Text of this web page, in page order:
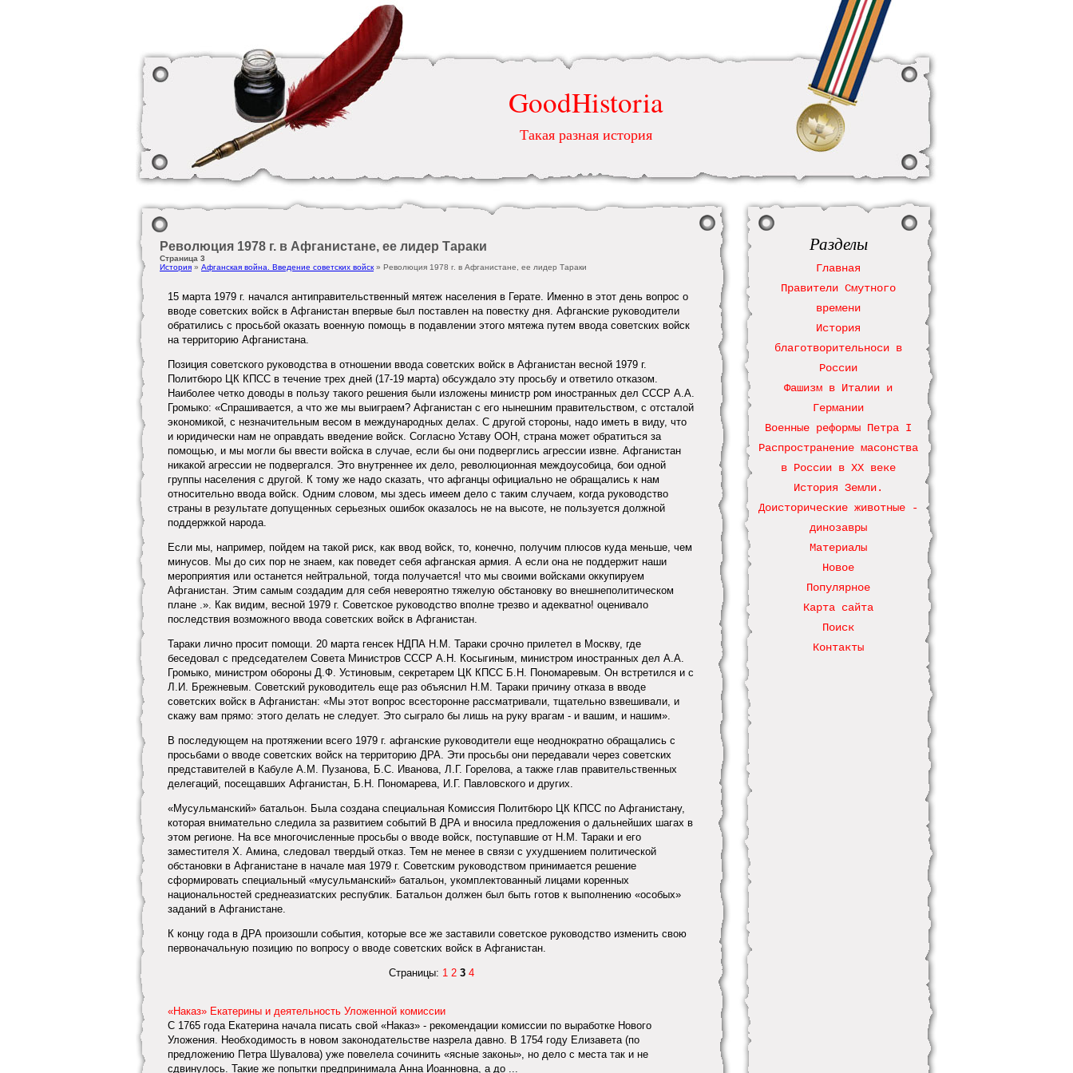
GoodHistoria
Такая разная история
Революция 1978 г. в Афганистане, ее лидер Тараки
Страница 3
История » Афганская война. Введение советских войск » Революция 1978 г. в Афганистане, ее лидер Тараки
15 марта 1979 г. начался антиправительственный мятеж населения в Герате. Именно в этот день вопрос о
вводе советских войск в Афганистан впервые был поставлен на повестку дня. Афганские руководители
обратились с просьбой оказать военную помощь в подавлении этого мятежа путем ввода советских войск
на территорию Афганистана.
Позиция советского руководства в отношении ввода советских войск в Афганистан весной 1979 г.
Политбюро ЦК КПСС в течение трех дней (17-19 марта) обсуждало эту просьбу и ответило отказом.
Наиболее четко доводы в пользу такого решения были изложены министр ром иностранных дел СССР A.A.
Громыко: «Спрашивается, а что же мы выиграем? Афганистан с его нынешним правительством, с отсталой
экономикой, с незначительным весом в международных делах. С другой стороны, надо иметь в виду, что
и юридически нам не оправдать введение войск. Согласно Уставу ООН, страна может обратиться за
помощью, и мы могли бы ввести войска в случае, если бы они подверглись агрессии извне. Афганистан
никакой агрессии не подвергался. Это внутреннее их дело, революционная междоусобица, бои одной
группы населения с другой. К тому же надо сказать, что афганцы официально не обращались к нам
относительно ввода войск. Одним словом, мы здесь имеем дело с таким случаем, когда руководство
страны в результате допущенных серьезных ошибок оказалось не на высоте, не пользуется должной
поддержкой народа.
Если мы, например, пойдем на такой риск, как ввод войск, то, конечно, получим плюсов куда меньше, чем
минусов. Мы до сих пор не знаем, как поведет себя афганская армия. А если она не поддержит наши
мероприятия или останется нейтральной, тогда получается! что мы своими войсками оккупируем
Афганистан. Этим самым создадим для себя невероятно тяжелую обстановку во внешнеполитическом
плане .». Как видим, весной 1979 г. Советское руководство вполне трезво и адекватно! оценивало
последствия возможного ввода советских войск в Афганистан.
Тараки лично просит помощи. 20 марта генсек НДПА Н.М. Тараки срочно прилетел в Москву, где
беседовал с председателем Совета Министров СССР А.Н. Косыгиным, министром иностранных дел A.A.
Громыко, министром обороны Д.Ф. Устиновым, секретарем ЦК КПСС Б.Н. Пономаревым. Он встретился и с
Л.И. Брежневым. Советский руководитель еще раз объяснил Н.М. Тараки причину отказа в вводе
советских войск в Афганистан: «Мы этот вопрос всесторонне рассматривали, тщательно взвешивали, и
скажу вам прямо: этого делать не следует. Это сыграло бы лишь на руку врагам - и вашим, и нашим».
В последующем на протяжении всего 1979 г. афганские руководители еще неоднократно обращались с
просьбами о вводе советских войск на территорию ДРА. Эти просьбы они передавали через советских
представителей в Кабуле A.M. Пузанова, Б.С. Иванова, Л.Г. Горелова, а также глав правительственных
делегаций, посещавших Афганистан, Б.Н. Пономарева, И.Г. Павловского и других.
«Мусульманский» батальон. Была создана специальная Комиссия Политбюро ЦК КПСС по Афганистану,
которая внимательно следила за развитием событий В ДРА и вносила предложения о дальнейших шагах в
этом регионе. На все многочисленные просьбы о вводе войск, поступавшие от Н.М. Тараки и его
заместителя X. Амина, следовал твердый отказ. Тем не менее в связи с ухудшением политической
обстановки в Афганистане в начале мая 1979 г. Советским руководством принимается решение
сформировать специальный «мусульманский» батальон, укомплектованный лицами коренных
национальностей среднеазиатских республик. Батальон должен был быть готов к выполнению «особых»
заданий в Афганистане.
К концу года в ДРА произошли события, которые все же заставили советское руководство изменить свою
первоначальную позицию по вопросу о вводе советских войск в Афганистан.
Страницы: 1 2 3 4
«Наказ» Екатерины и деятельность Уложенной комиссии
С 1765 года Екатерина начала писать свой «Наказ» - рекомендации комиссии по выработке Нового
Уложения. Необходимость в новом законодательстве назрела давно. В 1754 году Елизавета (по
предложению Петра Шувалова) уже повелела сочинить «ясные законы», но дело с места так и не
сдвинулось. Такие же попытки предпринимала Анна Иоанновна, а до ...
Разделы
Главная
Правители Смутного
времени
История
благотворительноси в
России
Фашизм в Италии и
Германии
Военные реформы Петра І
Распространение масонства
в России в ХХ веке
История Земли.
Доисторические животные -
динозавры
Материалы
Новое
Популярное
Карта сайта
Поиск
Контакты